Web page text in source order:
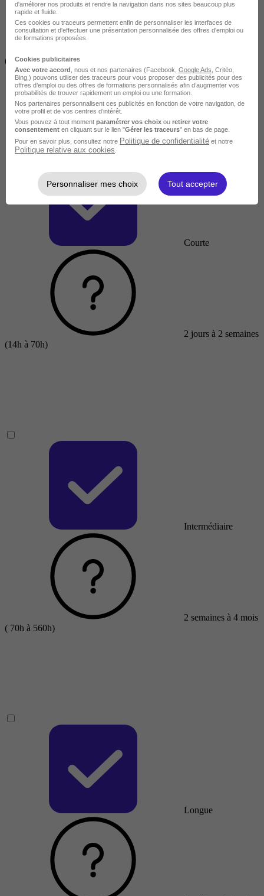
(14h)
Courte
2 jours à 2 semaines
(14h à 70h)
Intermédiaire
2 semaines à 4 mois
( 70h à 560h)
Longue
d'améliorer nos produits et rendre la navigation dans nos sites beaucoup plus
rapide et fluide.
Ces cookies ou traceurs permettent enfin de personnaliser les interfaces de
consultation et d'effectuer une présentation personnalisée des offres d'emploi ou
de formations proposées.
Cookies publicitaires
Avec votre accord , nous et nos partenaires (Facebook, Google Ads , Critéo,
Bing,) pouvons utiliser des traceurs pour vous proposer des publicités pour des
offres d’emploi ou des offres de formations personnalisés afin d’augmenter vos
probabilités de trouver rapidement un emploi ou une formation.
Nos partenaires personnalisent ces publicités en fonction de votre navigation, de
votre profil et de vos centres d’intérêt.
Vous pouvez à tout moment paramétrer vos choix ou retirer votre
consentement en cliquant sur le lien "Gérer les traceurs" en bas de page.
Pour en savoir plus, consultez notre Politique de confidentialité et notre
Politique relative aux cookies
Personnaliser mes choix Tout accepter